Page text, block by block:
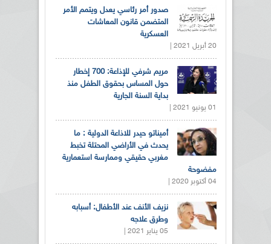
صدور أمر رئاسي يعدل ويتمم الأمر
المتضمن قانون المعاشات
العسكرية
20 أبريل 2021 |
مريم شرفي للإذاعة: 700 إخطار
حول المساس بحقوق الطفل منذ
بداية السنة الجارية
01 يونيو 2021 |
أميناتو حيدر للاذاعة الدولية : ما
يحدث في الأراضي المحتلة تخبط
مغربي حقيقي وممارسة استعمارية
مفضوحة
04 أكتوبر 2020 |
نزيف الأنف عند الأطفال: أسبابه
وطرق علاجه
05 يناير 2021 |